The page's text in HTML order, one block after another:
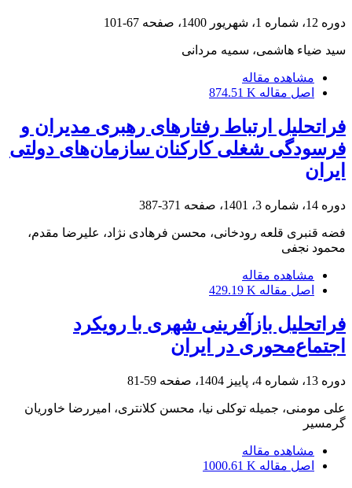
دوره 12، شماره 1، شهریور 1400، صفحه 67-101
سید ضیاء هاشمی، سمیه مردانی
مشاهده مقاله
اصل مقاله 874.51 K
فراتحلیل ارتباط رفتارهای رهبری مدیران و
فرسودگی شغلی کارکنان سازمان‌های دولتی
ایران
دوره 14، شماره 3، 1401، صفحه 371-387
فضه قنبری قلعه رودخانی، محسن فرهادی نژاد، علیرضا مقدم،
محمود نجفی
مشاهده مقاله
اصل مقاله 429.19 K
فراتحلیل بازآفرینی شهری با رویکرد
اجتماع‌محوری در ایران
دوره 13، شماره 4، پاییز 1404، صفحه 59-81
علی مومنی، جمیله توکلی نیا، محسن کلانتری، امیررضا خاوریان
گرمسیر
مشاهده مقاله
اصل مقاله 1000.61 K